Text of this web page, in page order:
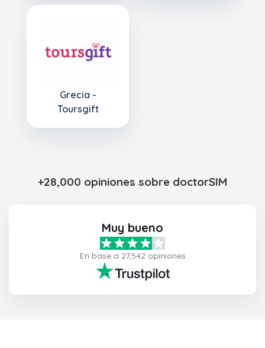
Grecia -
Toursgift
+28,000 opiniones sobre doctorSIM
Muy bueno
En base a 27,542 opiniones